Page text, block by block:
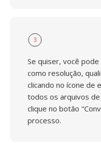
3
Se quiser, você
como resolução,
clicando no ícone de
todos os arquivos
clique no botão
processo.